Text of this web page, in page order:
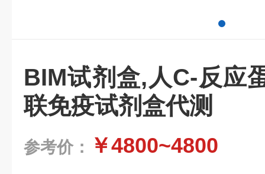
BIM试剂盒,人C-反应
联免疫试剂盒代测
参考价： ￥4800~4800